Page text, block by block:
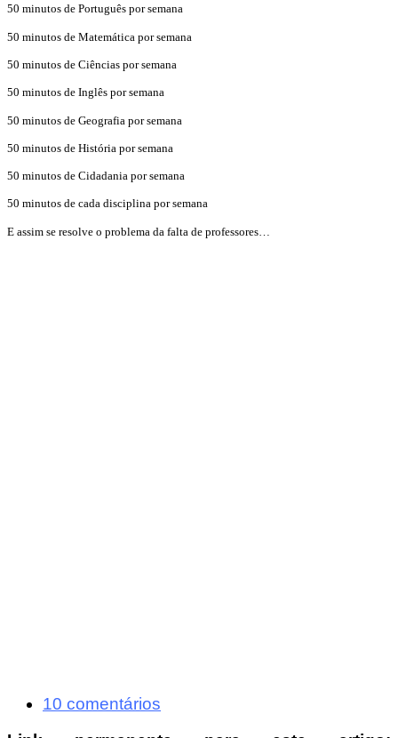
50 minutos de Português por semana
50 minutos de Matemática por semana
50 minutos de Ciências por semana
50 minutos de Inglês por semana
50 minutos de Geografia por semana
50 minutos de História por semana
50 minutos de Cidadania por semana
50 minutos de cada disciplina por semana
E assim se resolve o problema da falta de professores…
10 comentários